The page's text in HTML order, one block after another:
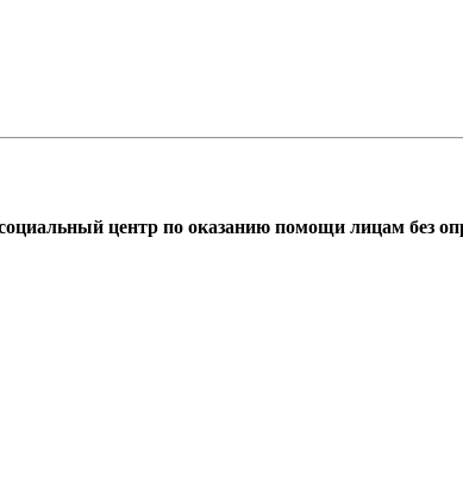
центр по оказанию помощи лицам без